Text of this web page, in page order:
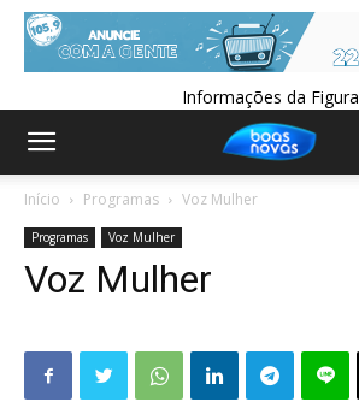
Informações da Figura
Início Programas Voz Mulher
Programas Voz Mulher
Voz Mulher